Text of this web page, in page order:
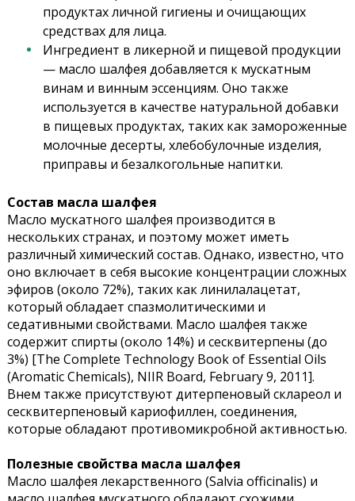
продуктах личной гигиены и очищающих
средствах для лица.
Ингредиент в ликерной и пищевой продукции
— масло шалфея добавляется к мускатным
винам и винным эссенциям. Оно также
используется в качестве натуральной добавки
в пищевых продуктах, таких как замороженные
молочные десерты, хлебобулочные изделия,
приправы и безалкогольные напитки.
Состав масла шалфея
Масло мускатного шалфея производится в
нескольких странах, и поэтому может иметь
различный химический состав. Однако, известно, что
оно включает в себя высокие концентрации сложных
эфиров (около 72%), таких как линилалацетат,
который обладает спазмолитическими и
седативными свойствами. Масло шалфея также
содержит спирты (около 14%) и сесквитерпены (до
3%) [The Complete Technology Book of Essential Oils
(Aromatic Chemicals), NIIR Board, February 9, 2011].
Внем также присутствуют дитерпеновый склареол и
сесквитерпеновый кариофиллен, соединения,
которые обладают противомикробной активностью.
Полезные свойства масла шалфея
Масло шалфея лекарственного (Salvia officinalis) и